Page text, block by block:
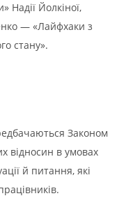
Надії Йолкіної,
— «Лайфхаки з
стану».
Законом
відносин в умовах
й питання, які